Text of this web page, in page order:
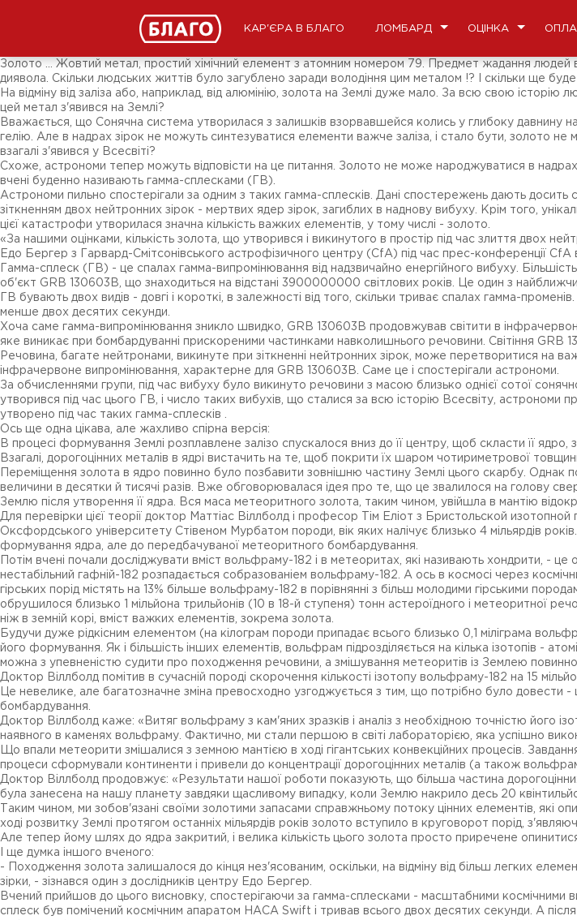
КАР'ЄРА В БЛАГО ЛОМБАРД ОЦІНКА
Підписники соц-мереж
Золото ... Жовтий метал, простий хімічний елемент з атомним номером 79. Предмет жадання людей в
диявола. Скільки людських життів було загублено заради володіння цим металом !? І скільки ще
На відміну від заліза або, наприклад, від алюмінію, золота на Землі дуже мало. За всю свою
цей метал з'явився на Землі?
Вважається, що Сонячна система утворилася з залишків взорвавшейся колись у глибоку давнину
гелію. Але в надрах зірок не можуть синтезуватися елементи важче заліза, і стало бути, золото
взагалі з'явився у Всесвіті?
Схоже, астрономи тепер можуть відповісти на це питання. Золото не може народжуватися в
вчені буденно називають гамма-сплесками (ГВ).
Астрономи пильно спостерігали за одним з таких гамма-сплесків. Дані спостережень дають
зіткненням двох нейтронних зірок - мертвих ядер зірок, загиблих в наднову вибуху. Крім того,
цієї катастрофи утворилася значна кількість важких елементів, у тому числі - золото.
«За нашими оцінками, кількість золота, що утворився і викинутого в простір під час злиття двох
Едо Бергер з Гарвард-Смітсонівського астрофізичного центру (CfA) під час прес-конференції
Гамма-сплеск (ГВ) - це спалах гамма-випромінювання від надзвичайно енергійного вибуху.
об'єкт GRB 130603B, що знаходиться на відстані 3900000000 світлових років. Це один з
ГВ бувають двох видів - довгі і короткі, в залежності від того, скільки триває спалах гамма-
менше двох десятих секунди.
Хоча саме гамма-випромінювання зникло швидко, GRB 130603B продовжував світити в
яке виникає при бомбардуванні прискореними частинками навколишнього речовини. Світіння GRB
Речовина, багате нейтронами, викинуте при зіткненні нейтронних зірок, може перетворитися на
інфрачервоне випромінювання, характерне для GRB 130603B. Саме це і спостерігали астрономи.
За обчисленнями групи, під час вибуху було викинуто речовини з масою близько однієї сотої
утворився під час цього ГВ, і число таких вибухів, що сталися за всю історію Всесвіту,
утворено під час таких гамма-сплесків .
Ось ще одна цікава, але жахливо спірна версія:
В процесі формування Землі розплавлене залізо спускалося вниз до її центру, щоб скласти її
Взагалі, дорогоцінних металів в ядрі вистачить на те, щоб покрити їх шаром чотириметрової
Переміщення золота в ядро повинно було позбавити зовнішню частину Землі цього скарбу. Однак
величини в десятки й тисячі разів. Вже обговорювалася ідея про те, що це звалилося на голову
Землю після утворення її ядра. Вся маса метеоритного золота, таким чином, увійшла в мантію
Для перевірки цієї теорії доктор Маттіас Віллболд і професор Тім Еліот з Бристольской
Оксфордського університету Стівеном Мурбатом породи, вік яких налічує близько 4 мільярдів
формування ядра, але до передбачуваної метеоритного бомбардування.
Потім вчені почали досліджувати вміст вольфраму-182 і в метеоритах, які називають хондрити, -
нестабільний гафній-182 розпадається cобразованіем вольфраму-182. А ось в космосі через
гірських порід містять на 13% більше вольфраму-182 в порівнянні з більш молодими гірськими
обрушилося близько 1 мільйона трильйонів (10 в 18-й ступеня) тонн астероїдного і метеоритної
ніж в земній корі, вміст важких елементів, зокрема золота.
Будучи дуже рідкісним елементом (на кілограм породи припадає всього близько 0,1 міліграма
його формування. Як і більшість інших елементів, вольфрам підрозділяється на кілька ізотопів -
можна з упевненістю судити про походження речовини, а змішування метеоритів із Землею повинно
Доктор Віллболд помітив в сучасній породі скорочення кількості ізотопу вольфраму-182 на 15
Це невелике, але багатозначне зміна превосходно узгоджується з тим, що потрібно було
бомбардування.
Доктор Віллболд каже: «Витяг вольфраму з кам'яних зразків і аналіз з необхідною точністю його
наявного в каменях вольфраму. Фактично, ми стали першою в світі лабораторією, яка успішно
Що впали метеорити змішалися з земною мантією в ході гігантських конвекційних процесів.
процеси сформували континенти і привели до концентрації дорогоцінних металів (а також
Доктор Віллболд продовжує: «Результати нашої роботи показують, що більша частина
була занесена на нашу планету завдяки щасливому випадку, коли Землю накрило десь 20
Таким чином, ми зобов'язані своїми золотими запасами справжньому потоку цінних елементів, які
ході розвитку Землі протягом останніх мільярдів років золото вступило в круговорот порід,
Але тепер йому шлях до ядра закритий, і велика кількість цього золота просто приречене
І ще думка іншого вченого:
- Походження золота залишалося до кінця нез'ясованим, оскільки, на відміну від більш легких
зірки, - зізнався один з дослідників центру Едо Бергер.
Вчений прийшов до цього висновку, спостерігаючи за гамма-сплесками - масштабними космічними
сплеск був помічений космічним апаратом НАСА Swift і тривав всього двох десятих секунди. А